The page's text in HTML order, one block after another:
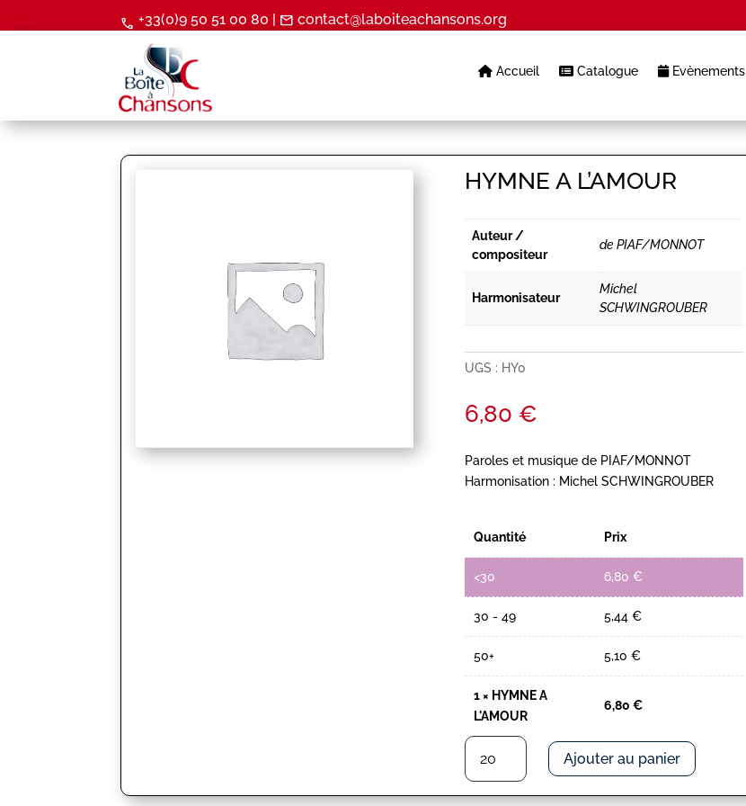
call +33(0)9 50 51 00 80 | mail contact@laboiteachansons.org
Accueil Catalogue Evènements
HYMNE A L’AMOUR
Auteur /
compositeur
de PIAF/MONNOT
Harmonisateur
Michel
SCHWINGROUBER
UGS : HY0
6,80 €
Paroles et musique de PIAF/MONNOT
Harmonisation : Michel SCHWINGROUBER
Quantité Prix
<30 6,80 €
30 - 49 5,44 €
50+ 5,10 €
1 × HYMNE A
L'AMOUR
6,80 €
quantité
HYMNE
Ajouter au panier